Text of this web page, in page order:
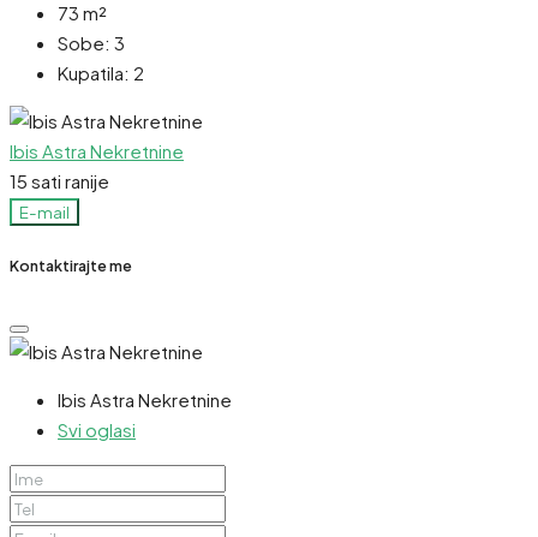
73 m²
Sobe: 3
Kupatila: 2
Ibis Astra Nekretnine
15 sati ranije
E-mail
Kontaktirajte me
Ibis Astra Nekretnine
Svi oglasi